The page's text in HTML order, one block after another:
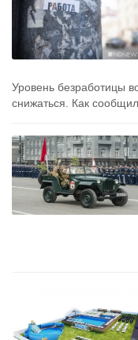
Уровень безработицы
снижаться. Как